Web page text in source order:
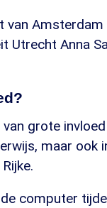
van
Utrecht Anna
grote invloed
maar ook
computer